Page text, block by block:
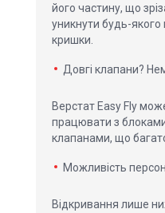
його частину, що
уникнути будь-
кришки.
Довгі клапани?
Верстат Easy Fly
працювати з
клапанами, що
Можливість
Відкривання лише